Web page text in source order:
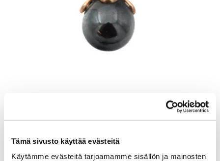
Tämä sivusto käyttää evästeitä
Käytämme evästeitä tarjoamamme sisällön ja mainosten
Helmiriipus, korkeus 11mm, 585br, Paino: 0,5 g
Lähtöhinta:30 €
Myyrmäen Pantti